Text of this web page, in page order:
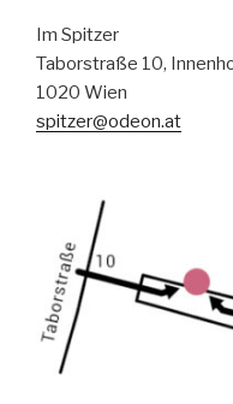
Im Spitzer
Taborstraße 10,
1020 Wien
spitzer@odeon.at